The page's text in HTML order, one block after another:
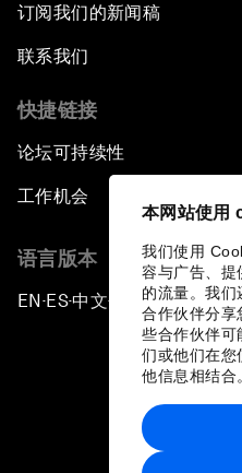
本网站使用
我们使用
容与广告、提
的流量。我们
合作伙伴分享
些合作伙伴可
们或他们在您
他信息相结合
订阅我们的新闻稿
联系我们
快捷链接
论坛可持续性
工作机会
语言版本
EN ▪ES▪中文▪ 日本語